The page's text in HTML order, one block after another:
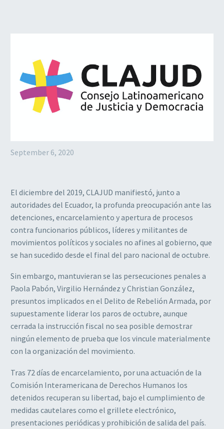
September 6, 2020
El diciembre del 2019, CLAJUD manifiestó, junto a
autoridades del Ecuador, la profunda preocupación ante las
detenciones, encarcelamiento y apertura de procesos
contra funcionarios públicos, líderes y militantes de
movimientos políticos y sociales no afines al gobierno, que
se han sucedido desde el final del paro nacional de octubre.
Sin embargo, mantuvieran se las persecuciones penales a
Paola Pabón, Virgilio Hernández y Christian González,
presuntos implicados en el Delito de Rebelión Armada, por
supuestamente liderar los paros de octubre, aunque
cerrada la instrucción fiscal no sea posible demostrar
ningún elemento de prueba que los vincule materialmente
con la organización del movimiento.
Tras 72 días de encarcelamiento, por una actuación de la
Comisión Interamericana de Derechos Humanos los
detenidos recuperan su libertad, bajo el cumplimiento de
medidas cautelares como el grillete electrónico,
presentaciones periódicas y prohibición de salida del país.